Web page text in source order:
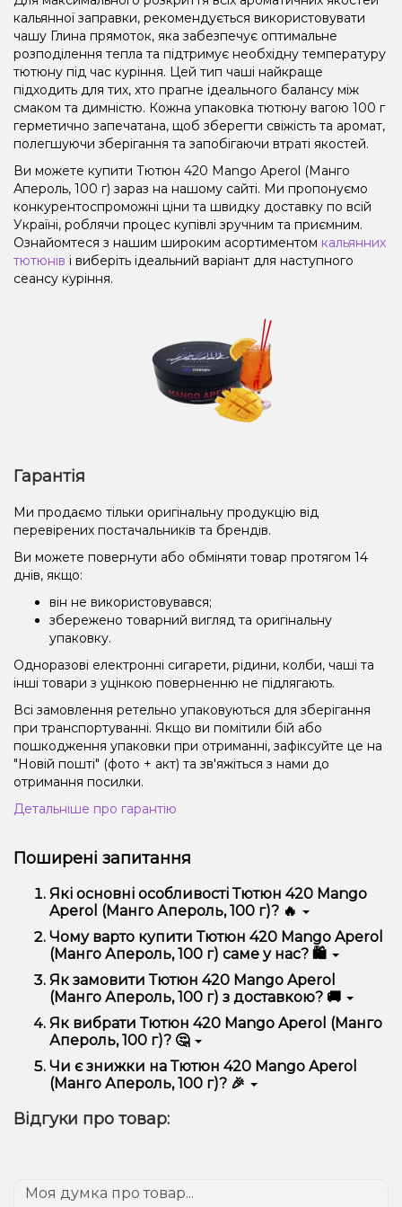
кальянної заправки, рекомендується використовувати
чашу Глина прямоток, яка забезпечує оптимальне
розподілення тепла та підтримує необхідну температуру
тютюну під час куріння. Цей тип чаші найкраще
підходить для тих, хто прагне ідеального балансу між
смаком та димністю. Кожна упаковка тютюну вагою 100 г
герметично запечатана, щоб зберегти свіжість та аромат,
полегшуючи зберігання та запобігаючи втраті якостей.
Ви можете купити Тютюн 420 Mango Aperol (Манго
Апероль, 100 г) зараз на нашому сайті. Ми пропонуємо
конкурентоспроможні ціни та швидку доставку по всій
Україні, роблячи процес купівлі зручним та приємним.
Ознайомтеся з нашим широким асортиментом кальянних
тютюнів і виберіть ідеальний варіант для наступного
сеансу куріння.
Гарантія
Ми продаємо тільки оригінальну продукцію від
перевірених постачальників та брендів.
Ви можете повернути або обміняти товар протягом 14
днів, якщо:
він не використовувався;
збережено товарний вигляд та оригінальну
упаковку.
Одноразові електронні сигарети, рідини, колби, чаші та
інші товари з уцінкою поверненню не підлягають.
Всі замовлення ретельно упаковуються для зберігання
при транспортуванні. Якщо ви помітили бій або
пошкодження упаковки при отриманні, зафіксуйте це на
"Новій пошті" (фото + акт) та зв'яжіться з нами до
отримання посилки.
Детальніше про гарантію
Поширені запитання
Які основні особливості Тютюн 420 Mango
Aperol (Манго Апероль, 100 г)? 🔥
Тютюн 420 Mango Aperol (Манго Апероль, 100 г)
відрізняється високою якістю, зручністю
використання та надійністю.
Чому варто купити Тютюн 420 Mango Aperol
(Манго Апероль, 100 г) саме у нас? 🛍️
Ми пропонуємо тільки оригінальну продукцію,
широкий асортимент, вигідні ціни та швидку
доставку. Крім того, у нас регулярні акції та знижки
для клієнтів!
Як замовити Тютюн 420 Mango Aperol
(Манго Апероль, 100 г) з доставкою? 🚚
Оформити замовлення можна в кілька кліків:
Додайте Тютюн 420 Mango Aperol (Манго
Апероль, 100 г) до кошика.
Перейдіть до оформлення замовлення.
Підтвердіть замовлення – ми швидко
надішлемо його вам!
Як вибрати Тютюн 420 Mango Aperol (Манго
Апероль, 100 г)? 🤔
Вибір залежить від ваших уподобань – наприклад,
якщо це кальян, враховуйте розмір, матеріал та тип
чаші, якщо вейп – потужність та смак. Наші
варіант.
Чи є знижки на Тютюн 420 Mango Aperol
(Манго Апероль, 100 г)? 🎉
спеціальні пропозиції. Слідкуйте за оновленнями на
Відгуки про товар: